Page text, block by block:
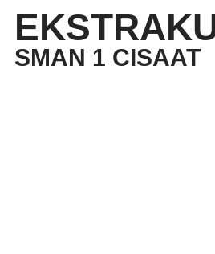
SMAN 1 CISAAT